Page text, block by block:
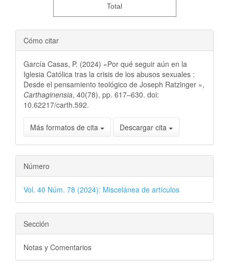
Total
Cómo citar
García Casas, P. (2024) «Por qué seguir aún en la
Iglesia Católica tras la crisis de los abusos sexuales :
Desde el pensamiento teológico de Joseph Ratzinger »,
Carthaginensia, 40(78), pp. 617–630. doi:
10.62217/carth.592.
Más formatos de cita Descargar cita
Número
Vol. 40 Núm. 78 (2024): Miscelánea de artículos
Sección
Notas y Comentarios